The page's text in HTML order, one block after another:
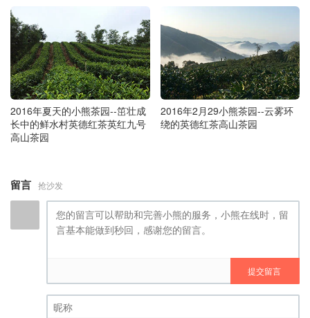
2016年夏天的小熊茶园--笜壮成
长中的鲜水村英德红茶英红九号
高山茶园
2016年2月29小熊茶园--云雾环
绕的英德红茶高山茶园
留言 抢沙发
提交留言